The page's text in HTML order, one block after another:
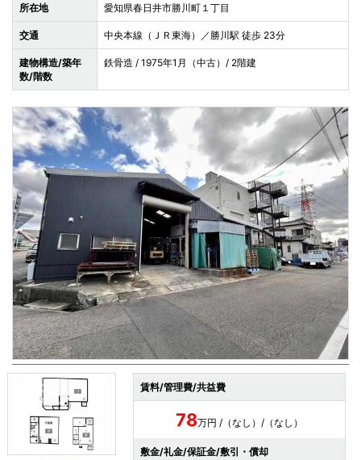
所在地 愛知県春日井市勝川町１丁目
交通 中央本線（ＪＲ東海）／勝川駅 徒歩 23分
建物構造/築年
数/階数
鉄骨造 / 1975年1月（中古）/ 2階建
賃料/管理費/共益費
78万円 /（なし）/（なし）
敷金/礼金/保証金/敷引・償却